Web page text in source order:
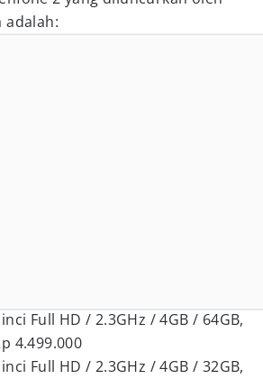
adalah:
Full HD / 2.3GHz / 4GB / 64GB,
4.499.000
Full HD / 2.3GHz / 4GB / 32GB,